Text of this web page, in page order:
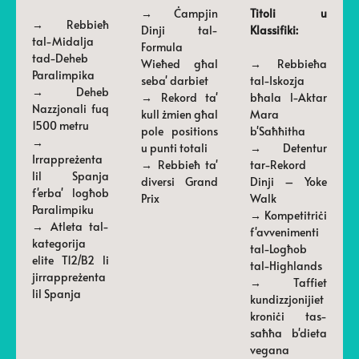
→ Rebbieħ
tal-Midalja
tad-Deheb
Paralimpika
→ Deheb
Nazzjonali fuq
1500 metru
→
Irrappreżenta
lil Spanja
f'erba' logħob
Paralimpiku
→ Atleta tal-
kategorija
elite T12/B2 li
jirrappreżenta
lil Spanja
→ Ċampjin
Dinji tal-
Formula
Wieħed għal
seba' darbiet
→ Rekord ta'
kull żmien għal
pole positions
u punti totali
→ Rebbieħ ta'
diversi Grand
Prix
Titoli u
Klassifiki:
→ Rebbieħa
tal-Iskozja
bħala l-Aktar
Mara
b'Saħħitha
→ Detentur
tar-Rekord
Dinji – Yoke
Walk
→ Kompetitriċi
f'avvenimenti
tal-Logħob
tal-Highlands
→ Taffiet
kundizzjonijiet
kroniċi tas-
saħħa b'dieta
vegana